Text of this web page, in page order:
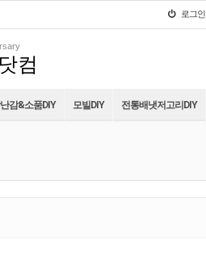
로그인
컴
감&소품DIY 모빌DIY 전통배냇저고리DIY